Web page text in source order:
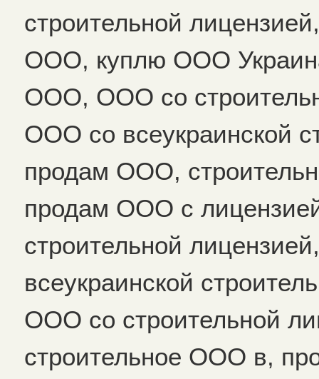
строительной
ООО, куплю ООО
ООО, ООО со
ООО со всеукраинской
продам ООО,
продам ООО с
строительной
всеукраинской
ООО со строительной
строительное ООО в,